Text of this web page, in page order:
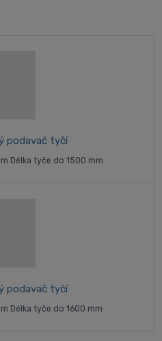
podavač tyčí
Délka tyče do 1500 mm
podavač tyčí
Délka tyče do 1600 mm